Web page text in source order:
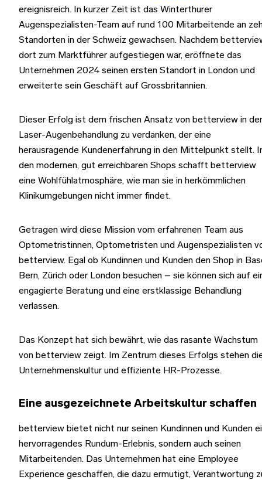
ereignisreich. In kurzer Zeit ist das Winterthurer
Augenspezialisten-Team auf rund 100 Mitarbeitende an
Standorten in der Schweiz gewachsen. Nachdem
dort zum Marktführer aufgestiegen war, eröffnete das
Unternehmen 2024 seinen ersten Standort in London und
erweiterte sein Geschäft auf Grossbritannien.
Dieser Erfolg ist dem frischen Ansatz von betterview in der
Laser-Augenbehandlung zu verdanken, der eine
herausragende Kundenerfahrung in den Mittelpunkt stellt.
den modernen, gut erreichbaren Shops schafft betterview
eine Wohlfühlatmosphäre, wie man sie in herkömmlichen
Klinikumgebungen nicht immer findet.
Getragen wird diese Mission vom erfahrenen Team aus
Optometristinnen, Optometristen und Augenspezialisten
betterview. Egal ob Kundinnen und Kunden den Shop in
Bern, Zürich oder London besuchen – sie können sich auf
engagierte Beratung und eine erstklassige Behandlung
verlassen.
Das Konzept hat sich bewährt, wie das rasante Wachstum
von betterview zeigt. Im Zentrum dieses Erfolgs stehen
Unternehmenskultur und effiziente HR-Prozesse.
Eine ausgezeichnete Arbeitskultur schaffen
betterview bietet nicht nur seinen Kundinnen und Kunden
hervorragendes Rundum-Erlebnis, sondern auch seinen
Mitarbeitenden. Das Unternehmen hat eine Employee
Experience geschaffen, die dazu ermutigt, Verantwortung